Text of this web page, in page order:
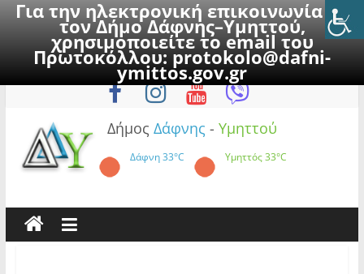
Για την ηλεκτρονική επικοινωνία με
τον Δήμο Δάφνης–Υμηττού,
χρησιμοποιείτε το email του
Πρωτοκόλλου:protokolo@dafni-
ymittos.gov.gr
to
Σάββατο, 8 Αυγούστου 2026
Δήμος Δάφνης - Υμηττού
Δάφνη33°C Υμηττός33°C